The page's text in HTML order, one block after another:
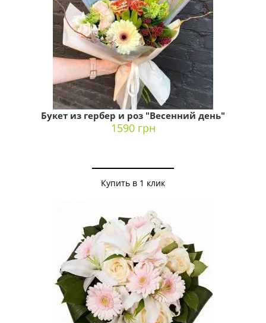
Букет из гербер и роз "Весенний день"
1590 грн
Купить в 1 клик